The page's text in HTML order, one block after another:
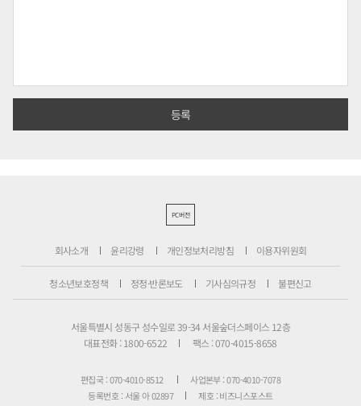
PC버전
회사소개 윤리강령 개인정보처리방침 이용자위원회
청소년보호정책 정정·반론보도 기사심의규정 불편신고
서울특별시 성동구 성수일로 39-34 서울숲더스페이스 12층
대표전화 : 1800-6522
팩스 : 070-4015-8658
편집국 : 070-4010-8512
사업본부 : 070-4010-7078
등록번호 : 서울 아 02897
제호 : 비즈니스포스트